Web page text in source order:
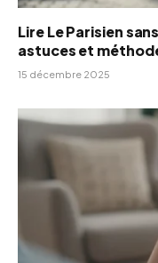
Lire Le Parisien
astuces et
15 décembre 2025